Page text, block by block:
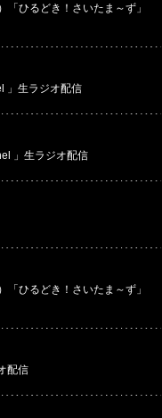
「ひるどき！さいたま～ず」
」生ラジオ配信
」生ラジオ配信
「ひるどき！さいたま～ず」
配信